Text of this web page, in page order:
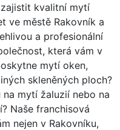
kvalitní mytí
ve městě Rakovník a
a profesionální
která vám v
mytí oken,
skleněných ploch?
mytí žaluzií nebo na
Naše franchisová
nejen v Rakovníku,